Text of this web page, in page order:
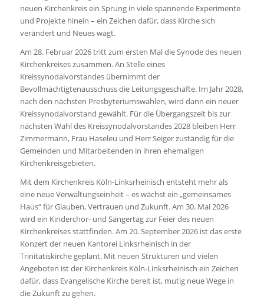
neuen Kirchenkreis ein Sprung in viele spannende Experimente
und Projekte hinein – ein Zeichen dafür, dass Kirche sich
verändert und Neues wagt.
Am 28. Februar 2026 tritt zum ersten Mal die Synode des neuen
Kirchenkreises zusammen. An Stelle eines
Kreissynodalvorstandes übernimmt der
Bevollmächtigtenausschuss die Leitungsgeschäfte. Im Jahr 2028,
nach den nächsten Presbyteriumswahlen, wird dann ein neuer
Kreissynodalvorstand gewählt. Für die Übergangszeit bis zur
nächsten Wahl des Kreissynodalvorstandes 2028 bleiben Herr
Zimmermann, Frau Haseleu und Herr Seiger zuständig für die
Gemeinden und Mitarbeitenden in ihren ehemaligen
Kirchenkreisgebieten.
Mit dem Kirchenkreis Köln-Linksrheinisch entsteht mehr als
eine neue Verwaltungseinheit – es wächst ein „gemeinsames
Haus“ für Glauben, Vertrauen und Zukunft. Am 30. Mai 2026
wird ein Kinderchor- und Sängertag zur Feier des neuen
Kirchenkreises stattfinden. Am 20. September 2026 ist das erste
Konzert der neuen Kantorei Linksrheinisch in der
Trinitatiskirche geplant. Mit neuen Strukturen und vielen
Angeboten ist der Kirchenkreis Köln-Linksrheinisch ein Zeichen
dafür, dass Evangelische Kirche bereit ist, mutig neue Wege in
die Zukunft zu gehen.